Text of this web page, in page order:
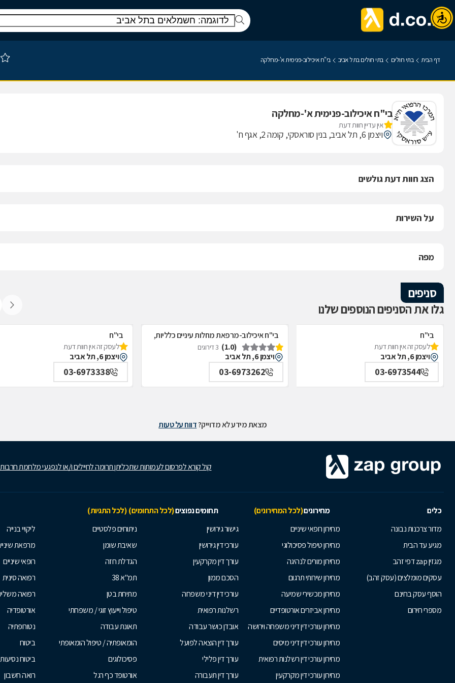
דף הבית בתי חולים בתי חולים בתל אביב בי"ח איכילוב-פנימית א'-מחלקה
בי"ח איכילוב-פנימית א'-מחלקה
אין עדיין חוות דעת
ויצמן 6, תל אביב, בנין סוראסקי, קומה 2, אגף ח'
הצג חוות דעת גולשים
על השירות
מפה
סניפים
גלו את הסניפים הנוספים שלנו
בי"ח
איכילוב-אף,אוזן,גרון,ניתוחי-ראש,צוואר,פה,לסתות-מערך,
תל אביב
לעסק זה אין חוות דעת
ויצמן 6, תל אביב
03-6973544
בי"ח איכילוב-מרפאת מחלות עיניים כלליות,
תל אביב
(1.0) 3 דירוגים
ויצמן 6, תל אביב
03-6973262
בי"ח
איכילוב-אף;אוזן;גרון;ניתוחי-
תל אביב
לעסק זה אין חוות דעת
ויצמן 6, תל אביב
03-6973338
מצאת מידע לא מדוייק?דווח על טעות
קול קורא לפרסום לעמותות שתכליתן תרומה לחיילים ו/או לנפגעי מלחמת
כלים מחירונים(לכל המחירונים) תחומים נפוצים(לכל התחומים) (לכל התגיות)
מדור צרכנות נבונה
מגיע עד הבית
מגזין zap דפי זהב
עסקים מומלצים (עסק זהב)
הוסף עסק בחינם
מספרי חירום
מחירון רופאי שיניים
מחירון טיפול פסיכולוגי
מחירון מורים לנהיגה
מחירון שירותי תרגום
מחירון מכשירי שמיעה
מחירון אביזרים אורטופדיים
מחירון עורכי דין דיני משפחה וירושה
מחירון עורכי דין דיני מיסים
מחירון עורכי דין רשלנות רפואית
מחירון עורכי דין מקרקעין
גישור גירושין
עורכי דין גירושין
עורך דין מקרקעין
הסכם ממון
עורכי דין דיני משפחה
רשלנות רפואית
אובדן כושר עבודה
עורך דין הוצאה לפועל
עורך דין פלילי
עורך דין תעבורה
ניתוחים פלסטיים
שאיבת שומן
הגדלת חזה
תמ"א 38
מתיחת בטן
טיפול וייעוץ זוגי / משפחתי
תאונת עבודה
הומאופתיה / טיפול הומאופתי
פסיכולוגים
אורטופד כף רגל
ליקויי בנייה
מרפאת
רופאי שיניים
רפואה סינית
רפואה
אורטופדיה
נטורופתיה
ביטוח
ביטוח
רואה חשבון